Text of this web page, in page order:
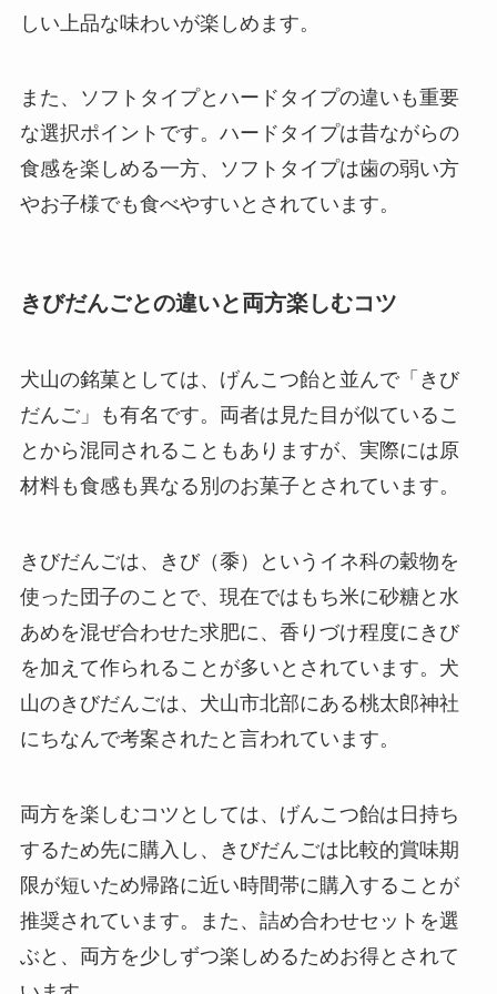
しい上品な味わいが楽しめます。
また、ソフトタイプとハードタイプの違いも重要
な選択ポイントです。ハードタイプは昔ながらの
食感を楽しめる一方、ソフトタイプは歯の弱い方
やお子様でも食べやすいとされています。
きびだんごとの違いと両方楽しむコツ
犬山の銘菓としては、げんこつ飴と並んで「きび
だんご」も有名です。両者は見た目が似ているこ
とから混同されることもありますが、実際には原
材料も食感も異なる別のお菓子とされています。
きびだんごは、きび（黍）というイネ科の穀物を
使った団子のことで、現在ではもち米に砂糖と水
あめを混ぜ合わせた求肥に、香りづけ程度にきび
を加えて作られることが多いとされています。犬
山のきびだんごは、犬山市北部にある桃太郎神社
にちなんで考案されたと言われています。
両方を楽しむコツとしては、げんこつ飴は日持ち
するため先に購入し、きびだんごは比較的賞味期
限が短いため帰路に近い時間帯に購入することが
推奨されています。また、詰め合わせセットを選
ぶと、両方を少しずつ楽しめるためお得とされて